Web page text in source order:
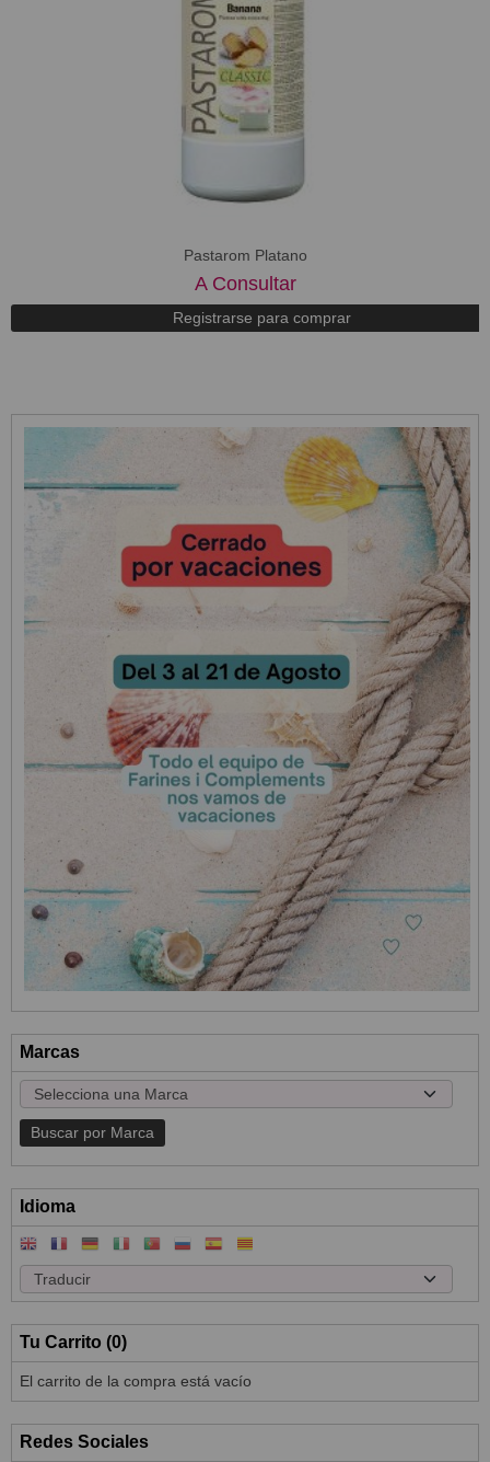
Marcas
Idioma
Tu Carrito (0)
El carrito de la compra está vacío
Redes Sociales
Pastarom Platano
A Consultar
Registrarse para comprar